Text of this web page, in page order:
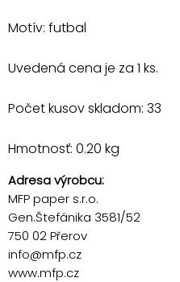
Motív: futbal
Uvedená cena je za 1 ks.
Počet kusov skladom: 33
Hmotnosť: 0.20 kg
Adresa výrobcu:
MFP paper s.r.o.
Gen.Štefánika 3581/52
750 02 Přerov
info@mfp.cz
www.mfp.cz